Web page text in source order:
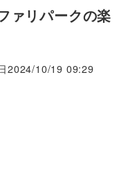
ァリパークの楽
2024/10/19 09:29